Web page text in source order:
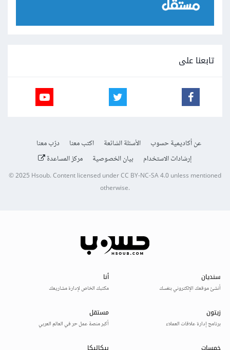
تابعنا على
عن أكاديمية حسوب الأسئلة الشائعة اكتب معنا
درّب معنا
إرشادات الاستخدام
بيان الخصوصية مركز المساعدة
© 2025Hsoub.Content licensed underCC BY-NC-SA 4.0unless mentioned
otherwise.